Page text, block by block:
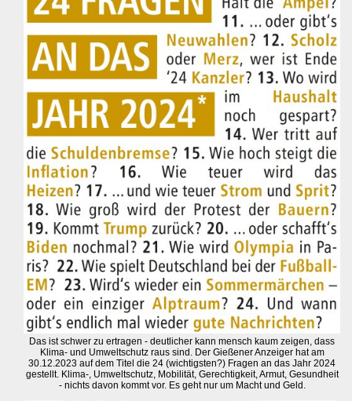
Das ist schwer zu ertragen - deutlicher kann mensch kaum zeigen, dass
Klima- und Umweltschutz raus sind. Der Gießener Anzeiger hat am
30.12.2023 auf dem Titel die 24 (wichtigsten?) Fragen an das Jahr 2024
gestellt. Klima-, Umweltschutz, Mobilität, Gerechtigkeit, Armut, Gesundheit
- nichts davon kommt vor. Es geht nur um Macht und Geld.